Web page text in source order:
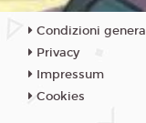
Condizioni
Privacy
Impressum
Cookies